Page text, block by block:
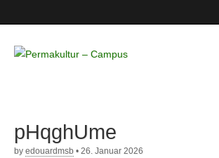
– Campus
pHqghUme
by edouardmsb • 26. Januar 2026